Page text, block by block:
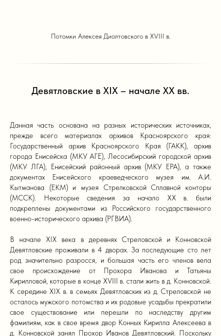
Потомки Алексея Диолтовского в XVIII в.
Девятловские в XIX – начале XX вв.
Данная часть основана на разных исторических источниках,
прежде всего материалах архивов Красноярского края:
Государственный архив Красноярского Края (ГАКК), архив
города Енисейска (МКУ АГЕ), Лесосибирский городской архив
(МКУ ЛГА), Енисейский районный архив (МКУ ЕРА), а также
документах Енисейского краеведческого музея им. А.И.
Кытманова (ЕКМ) и музея Стрелковской Сплавной конторы
(МССК). Некоторые сведения за начало XX в. были
подкреплены документами из Российского государственного
военно-исторического архива (РГВИА).
В начале XIX века в деревнях Стреловской и Конновской
Девятловские проживали в 4 дворах. За последующие сто лет
род значительно разросся, и большая часть его членов вела
свое происхождение от Прохора Иванова и Татьяны
Кирилловой, которые в конце XVIII в. стали жить в д. Конновской.
К середине XIX в. в семьях Девятловских из д. Стреловской не
осталось мужского потомства и их родовые усадьбы прекратили
свое существование или перешли по наследству другим
фамилиям, как в свое время двор Конных Кирилла Алексеева в
д. Конновской занял Прохор Иванов Девятловский. Поскольку